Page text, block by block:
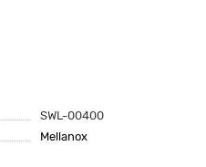
SWL-00400
Mellanox